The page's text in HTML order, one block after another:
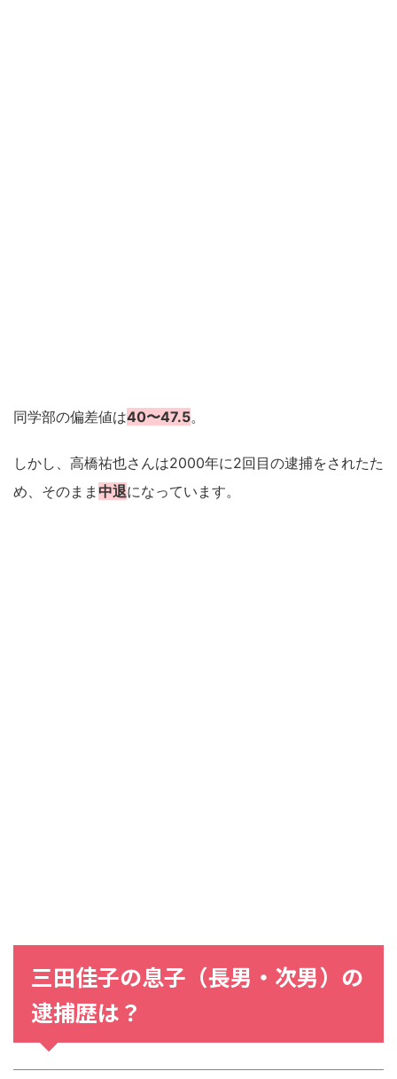
同学部の偏差値は40〜47.5。
しかし、高橋祐也さんは2000年に2回目の逮捕をされたた
め、そのまま 中退になっています。
三田佳子の息子（長男・次男）の
逮捕歴は？